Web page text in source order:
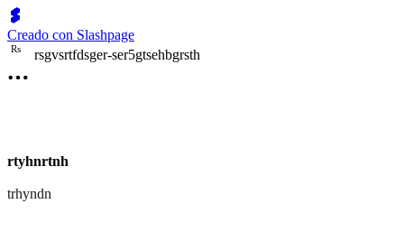
Creado con Slashpage
Rs rsgvsrtfdsger-ser5gtsehbgrsth
rtyhnrtnh
trhyndn